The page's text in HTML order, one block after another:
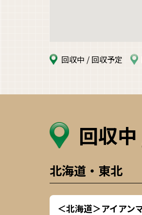
回収中 / 回収予定
回収
北海道・東北
＜北海道＞アイア